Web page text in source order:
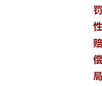
罚
性
赔
偿
局